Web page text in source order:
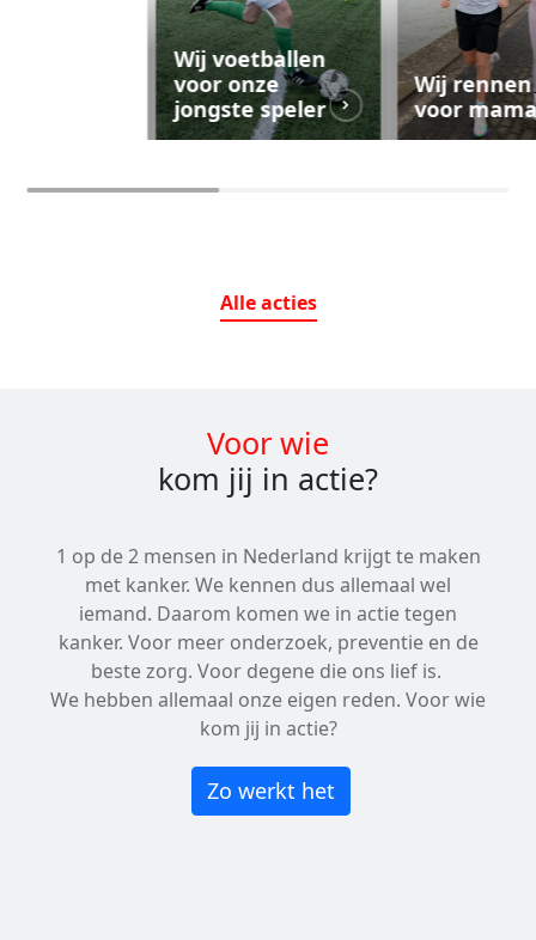
Wij voetballen
voor onze
jongste speler
Wij rennen
voor
Alleacties
Voor wie
kom jij in actie?
1 op de 2 mensen in Nederland krijgt te maken
met kanker. We kennen dus allemaal wel
iemand. Daarom komen we in actie tegen
kanker. Voor meer onderzoek, preventie en de
beste zorg. Voor degene die ons lief is.
We hebben allemaal onze eigen reden. Voor wie
kom jij in actie?
Zo werkt het